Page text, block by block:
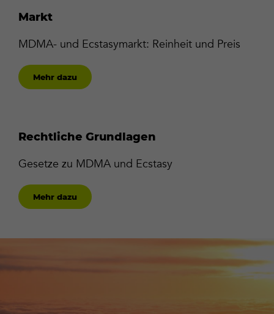
Markt
MDMA- und Ecstasymarkt: Reinheit und Preis
Mehr dazu
Rechtliche Grundlagen
Gesetze zu MDMA und Ecstasy
Mehr dazu